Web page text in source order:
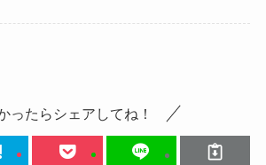
ったらシェアしてね！